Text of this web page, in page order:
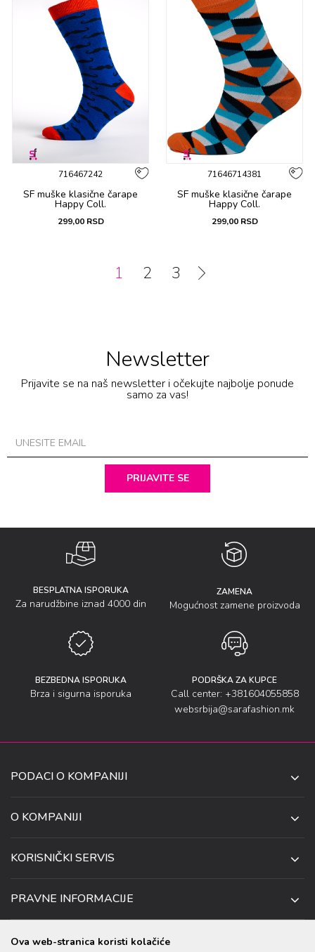
716467242
SF muške klasične čarape
Happy Coll.
299,00 RSD
71646714381
SF muške klasične čarape
Happy Coll.
299,00 RSD
1 2 3
Newsletter
Prijavite se na naš newsletter i očekujte najbolje ponude
samo za vas!
PRIJAVITE SE
BESPLATNA ISPORUKA
Za narudžbine iznad 4000 din
ZAMENA
Mogućnost zamene proizvoda
BEZBEDNA ISPORUKA
Brza i sigurna isporuka
PODRŠKA ZA KUPCE
Call center: +381604055858
websrbija@sarafashion.mk
PODACI O KOMPANIJI
UL. ANETE ANDREJEVIĆ 13
NIŠ 18106, SRBIJA
+381 (0)60 4055 858
WEBSRBIJA@SARAFASHION.MK
O KOMPANIJI
SARADNJA
KONTAKT PODACI
KORISNIČKI SERVIS
USLOVI ZA OTKAZIVANJE I ZAMENU
PRAVNE INFORMACIJE
Ova web-stranica koristi kolačiće